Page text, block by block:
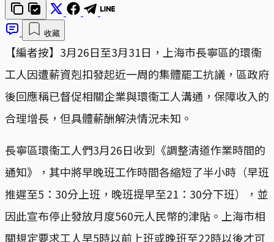
收藏
【編者按】3月26日至3月31日，上海市長寧區的環衞
工人因遭薪資剋扣發起近一周的集體罷工抗議，區政府
後回應稱已督促相關企業與環衞工人溝通，保障收入的
合理增長，但具體薪酬解決情況未知。
長寧區環衞工人們3月26日收到《調整清道作業時間的
通知》，其中將早晚班工作時間各縮短了半小時（早班
推遲至5：30分上班，晚班提早至21：30分下班），並
因此宣布停止發放月度560元人民幣的津貼。上海市相
關規定要求工人早5時以前上班或晚班至22時以後才可